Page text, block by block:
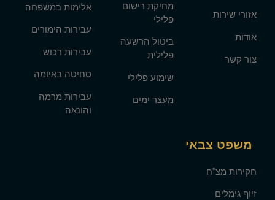
אזורי שירות
אודות
צור קשר
מחיקת רישום
פלילי
ביטול הרשעה
פלילית
שימוע פלילי
מעצר ימים
אלימות במשפחה
עבירות הימורים
עבירות רכוש
סחיטה באיומה
עבירות מרמה
והונאה
משפט צבאי
חקירות מצ"ח
זיוף גימלים